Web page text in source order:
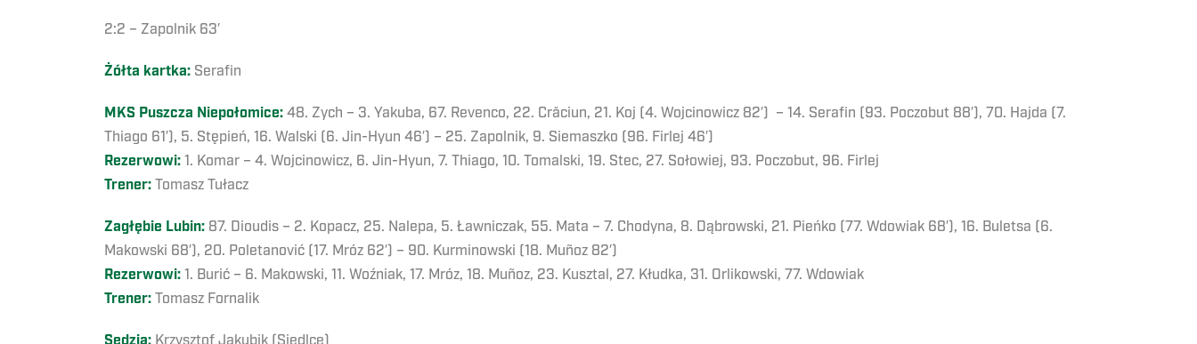
2:2 – Zapolnik 63′
Żółta kartka: Serafin
MKS Puszcza Niepołomice: 48. Zych – 3. Yakuba, 67. Revenco, 22. Crăciun, 21. Koj (4. Wojcinowicz 82′) – 14. Serafin (93. Poczobut 88′), 70. Hajda (7.
Thiago 61′), 5. Stępień, 16. Walski (6. Jin-Hyun 46′) – 25. Zapolnik, 9. Siemaszko (96. Firlej 46′)
Rezerwowi: 1. Komar – 4. Wojcinowicz, 6. Jin-Hyun, 7. Thiago, 10. Tomalski, 19. Stec, 27. Sołowiej, 93. Poczobut, 96. Firlej
Trener: Tomasz Tułacz
Zagłębie Lubin: 87. Dioudis – 2. Kopacz, 25. Nalepa, 5. Ławniczak, 55. Mata – 7. Chodyna, 8. Dąbrowski, 21. Pieńko (77. Wdowiak 68′), 16. Buletsa (6.
Makowski 68′), 20. Poletanović (17. Mróz 62′) – 90. Kurminowski (18. Muñoz 82′)
Rezerwowi: 1. Burić – 6. Makowski, 11. Woźniak, 17. Mróz, 18. Muñoz, 23. Kusztal, 27. Kłudka, 31. Orlikowski, 77. Wdowiak
Trener: Tomasz Fornalik